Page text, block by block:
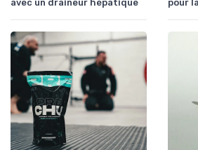
avec un draineur hépatique
pour